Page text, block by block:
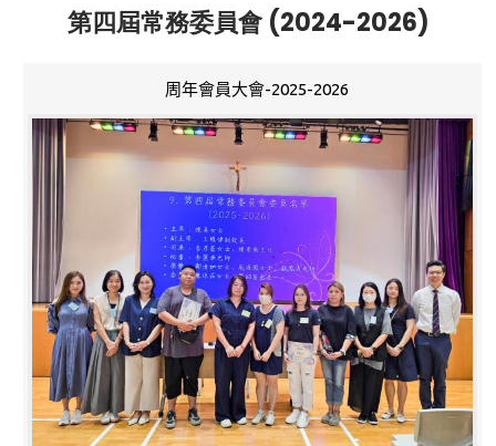
第四屆常務委員會 (2024-2026)
周年會員大會-2025-2026